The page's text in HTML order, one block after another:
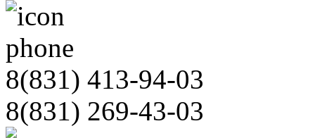
8(831) 413-94-03
8(831) 269-43-03